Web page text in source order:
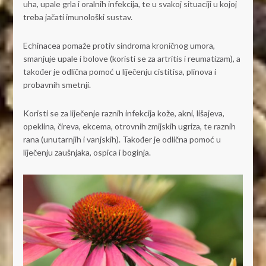
uha, upale grla i oralnih infekcija, te u svakoj situaciji u kojoj
treba jačati imunološki sustav.
Echinacea pomaže protiv sindroma kroničnog umora,
smanjuje upale i bolove (koristi se za artritis i reumatizam), a
također je odlična pomoć u liječenju cistitisa, plinova i
probavnih smetnji.
Koristi se za liječenje raznih infekcija kože, akni, lišajeva,
opeklina, čireva, ekcema, otrovnih zmijskih ugriza, te raznih
rana (unutarnjih i vanjskih). Također je odlična pomoć u
liječenju zaušnjaka, ospica i boginja.